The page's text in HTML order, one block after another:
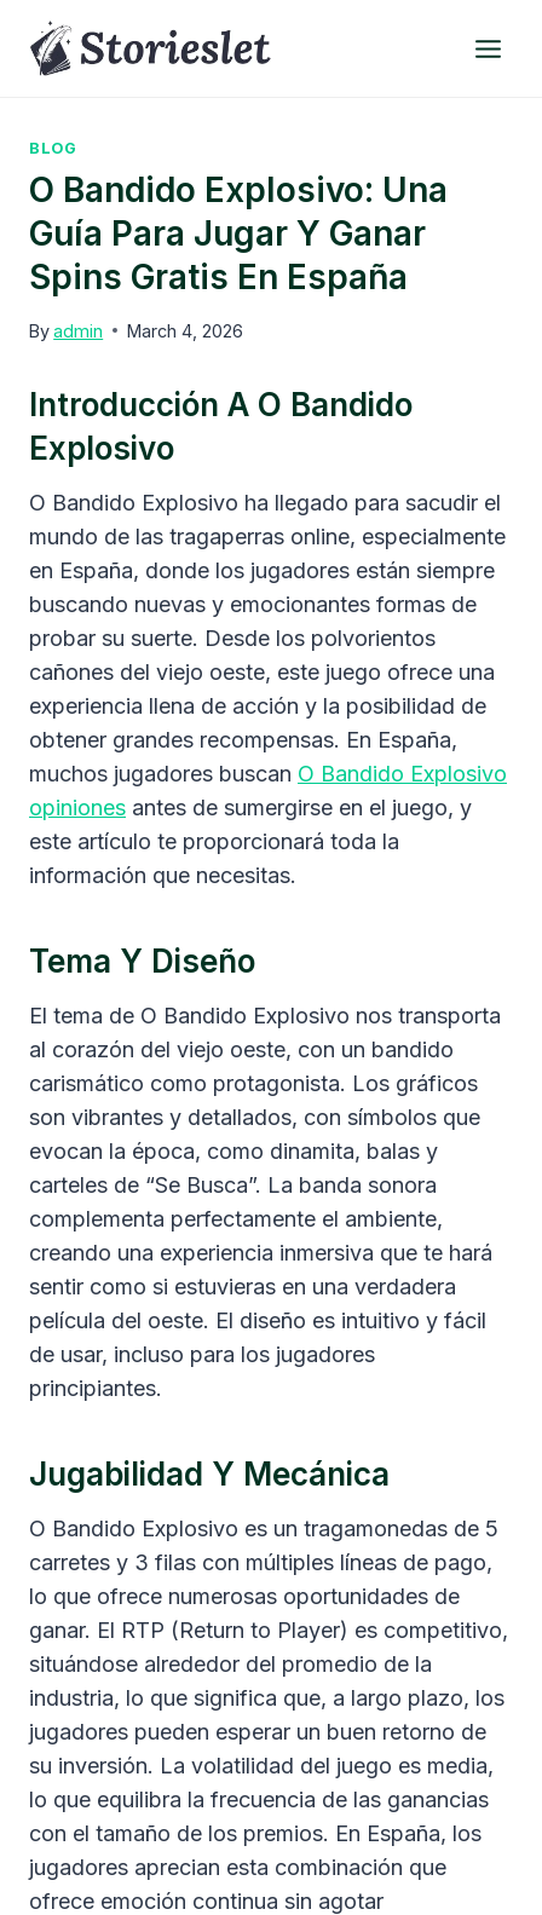
content
BLOG
O Bandido Explosivo: Una
Guía Para Jugar Y Ganar
Spins Gratis En España
Byadmin March 4, 2026
Introducción A O Bandido
Explosivo
O Bandido Explosivo ha llegado para sacudir el
mundo de las tragaperras online, especialmente
en España, donde los jugadores están siempre
buscando nuevas y emocionantes formas de
probar su suerte. Desde los polvorientos
cañones del viejo oeste, este juego ofrece una
experiencia llena de acción y la posibilidad de
obtener grandes recompensas. En España,
muchos jugadores buscan O Bandido Explosivo
opiniones antes de sumergirse en el juego, y
este artículo te proporcionará toda la
información que necesitas.
Tema Y Diseño
El tema de O Bandido Explosivo nos transporta
al corazón del viejo oeste, con un bandido
carismático como protagonista. Los gráficos
son vibrantes y detallados, con símbolos que
evocan la época, como dinamita, balas y
carteles de “Se Busca”. La banda sonora
complementa perfectamente el ambiente,
creando una experiencia inmersiva que te hará
sentir como si estuvieras en una verdadera
película del oeste. El diseño es intuitivo y fácil
de usar, incluso para los jugadores
principiantes.
Jugabilidad Y Mecánica
O Bandido Explosivo es un tragamonedas de 5
carretes y 3 filas con múltiples líneas de pago,
lo que ofrece numerosas oportunidades de
ganar. El RTP (Return to Player) es competitivo,
situándose alrededor del promedio de la
industria, lo que significa que, a largo plazo, los
jugadores pueden esperar un buen retorno de
su inversión. La volatilidad del juego es media,
lo que equilibra la frecuencia de las ganancias
con el tamaño de los premios. En España, los
jugadores aprecian esta combinación que
ofrece emoción continua sin agotar